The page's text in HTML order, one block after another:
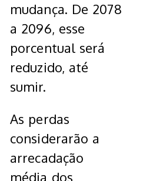
mudança. De 2078
a 2096, esse
porcentual será
reduzido, até
sumir.
As perdas
considerarão a
arrecadação
média dos